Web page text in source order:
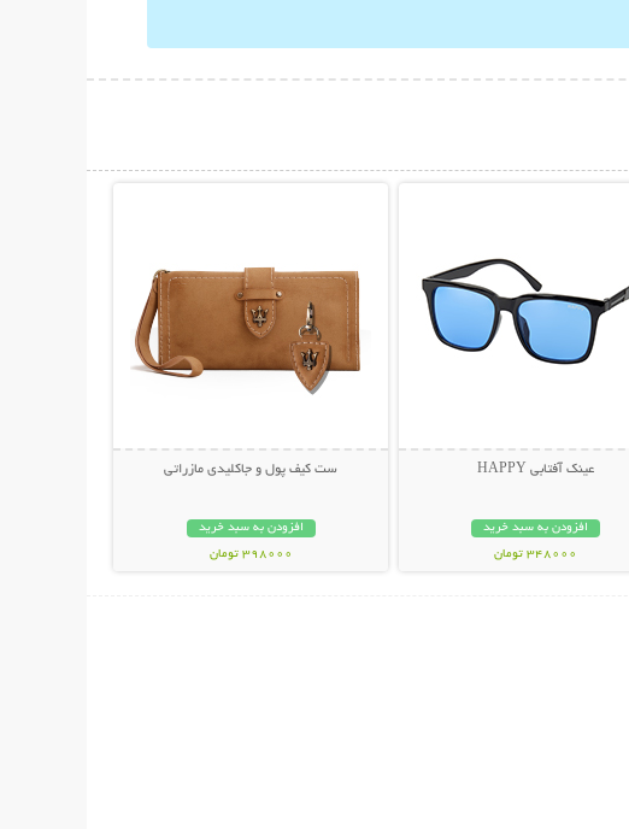
عینک آفتابی HAPPY
افزودن به سبد خرید
348000 تومان
ست کیف پول و جاکلیدی مازراتی
افزودن به سبد خرید
398000 تومان